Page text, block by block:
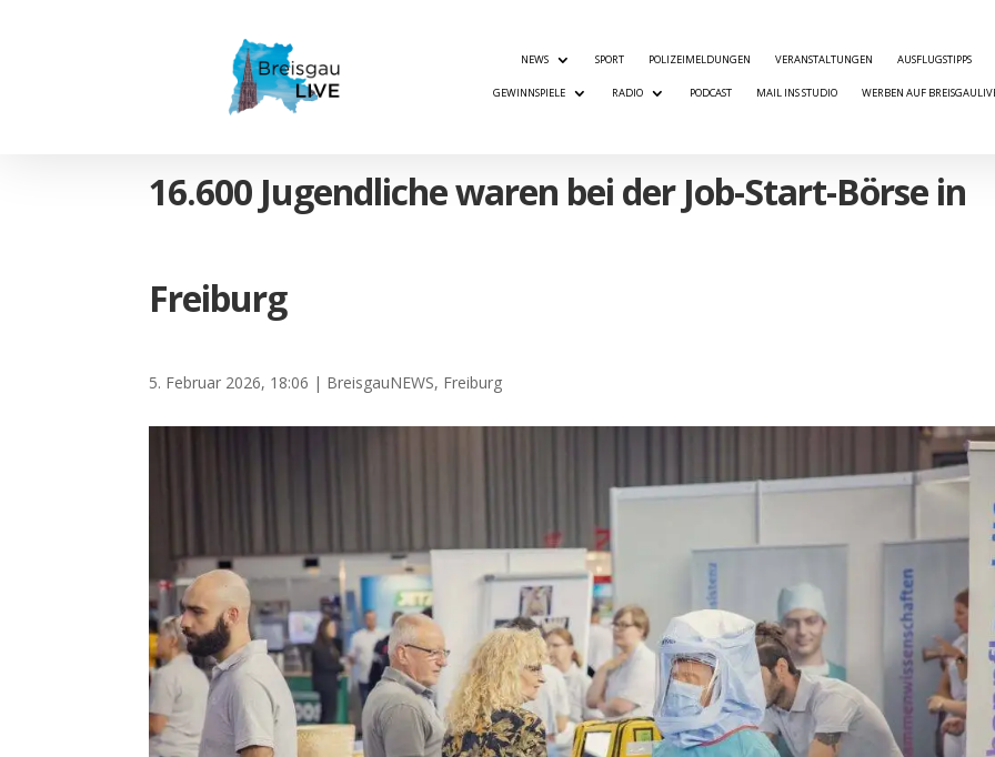
NEWS SPORT POLIZEIMELDUNGEN VERANSTALTUNGEN AUSFLUGSTIPPS
GEWINNSPIELE RADIO PODCAST MAIL INS STUDIO WERBEN AUF
16.600 Jugendliche waren bei der Job-Start-Börse in
Freiburg
5. Februar 2026, 18:06 | BreisgauNEWS, Freiburg